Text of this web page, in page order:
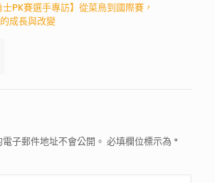
士PK賽選手專訪】從菜鳥到國際賽，
成長與改變
子郵件地址不會公開。 必填欄位標示為 *